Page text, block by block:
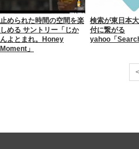
止められた時間の空間を楽
しめる サントリー「じか
んよとまれ。Honey
Moment」
検索が東日本
付に繋がる
yahoo「